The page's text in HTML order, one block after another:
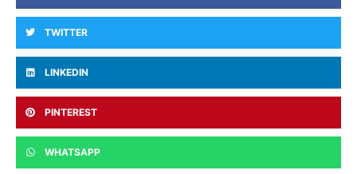
TWITTER
LINKEDIN
PINTEREST
WHATSAPP